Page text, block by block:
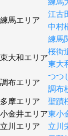
練馬エリア
練馬
江古
中村
練馬
東大和エリア
桜街
東大
調布エリア
つつ
調布
多摩エリア
聖蹟
小金井エリア東小
立川エリア
立川